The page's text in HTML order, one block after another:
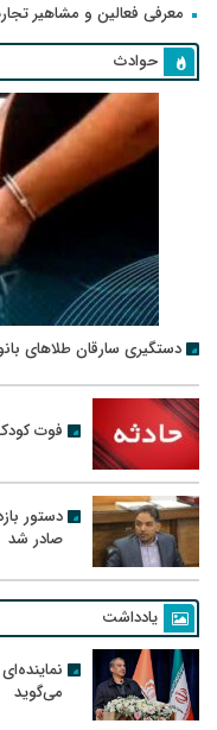
معرفی فعالین و مشاهیر
حوادث
دستگیری سارقان طلاهای
فوت کودک ۷ ساله رفسنجانی در سانحه
دستور
صادر شد
یادداشت
می‌گوید